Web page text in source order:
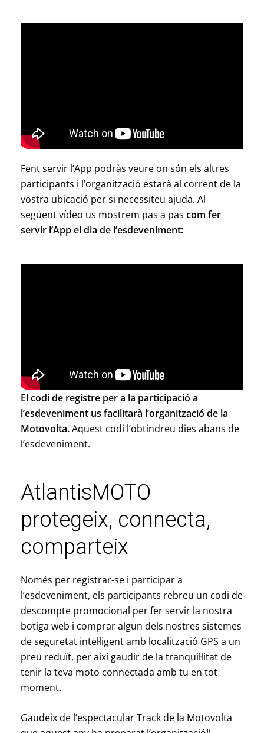
Fent servir l’App podràs veure on són els altres
participants i l’organització estarà al corrent de la
vostra ubicació per si necessiteu ajuda. Al
següent vídeo us mostrem pas a pas com fer
servir l’App el dia de l’esdeveniment:
El codi de registre per a la participació a
l’esdeveniment us facilitarà l’organització de la
Motovolta.Aquest codi l’obtindreu dies abans de
l’esdeveniment.
AtlantisMOTO
protegeix, connecta,
comparteix
Només per registrar-se i participar a
l’esdeveniment, els participants rebreu un codi de
descompte promocional per fer servir la nostra
botiga web i comprar algun dels nostres sistemes
de seguretat intel·ligent amb localització GPS a un
preu reduït, per així gaudir de la tranquil·litat de
tenir la teva moto connectada amb tu en tot
moment.
Gaudeix de l’espectacular Track de la Motovolta